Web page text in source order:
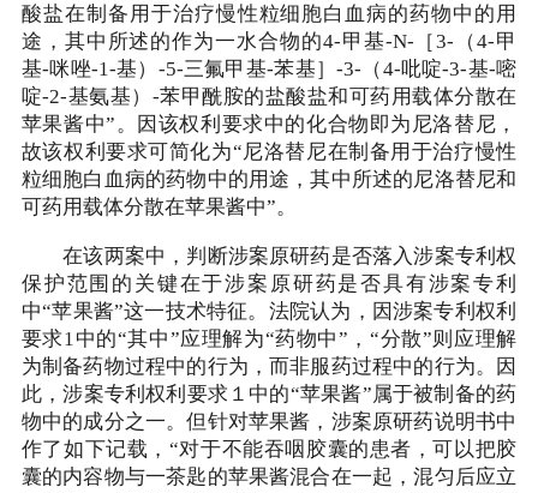
酸盐在制备用于治疗慢性粒细胞白血病的药物中的用
途，其中所述的作为一水合物的4-甲基-N-［3-（4-甲
基-咪唑-1-基）-5-三氟甲基-苯基］-3-（4-吡啶-3-基-嘧
啶-2-基氨基）-苯甲酰胺的盐酸盐和可药用载体分散在
苹果酱中”。因该权利要求中的化合物即为尼洛替尼，
故该权利要求可简化为“尼洛替尼在制备用于治疗慢性
粒细胞白血病的药物中的用途，其中所述的尼洛替尼和
可药用载体分散在苹果酱中”。
在该两案中，判断涉案原研药是否落入涉案专利权
保护范围的关键在于涉案原研药是否具有涉案专利
中“苹果酱”这一技术特征。法院认为，因涉案专利权利
要求1中的“其中”应理解为“药物中”，“分散”则应理解
为制备药物过程中的行为，而非服药过程中的行为。因
此，涉案专利权利要求１中的“苹果酱”属于被制备的药
物中的成分之一。但针对苹果酱，涉案原研药说明书中
作了如下记载，“对于不能吞咽胶囊的患者，可以把胶
囊的内容物与一茶匙的苹果酱混合在一起，混匀后应立